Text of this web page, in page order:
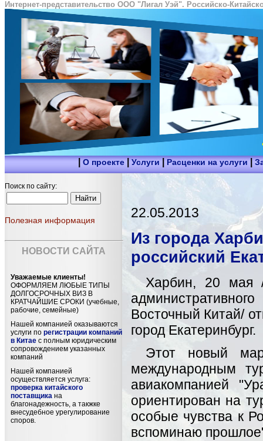
Интернет-представительство ООО "Лигал Уэй". Российско-
|О проекте|Услуги |Расценки на услуги|
Поиск по сайту:
Полезная информация
НОВОСТИ САЙТА
Уважаемые клиенты!
ОФОРМЛЯЕМ ЛЮБЫЕ ТИПЫ
ДОЛГОСРОЧНЫХ ВИЗ В
КРАТЧАЙШИЕ СРОКИ (учебные,
рабочие, семейные)
Нашей компанией оказываются
услуги по регистрации компаний
в Китае с полным юридическим
сопровождением указанных
компаний
Нашей компанией
осуществляется услуга:
проверка китайского
поставщика на
благонадежность, а такжке
внесудебное урегулирование
споров.
22.05.2013
Из города
российский
Харбин, 20 мая
Восточный Китай/
город Екатеринбург.
Этот новый
международным
авиакомпанией
ориентирован на
особые чувства к
вспоминаю